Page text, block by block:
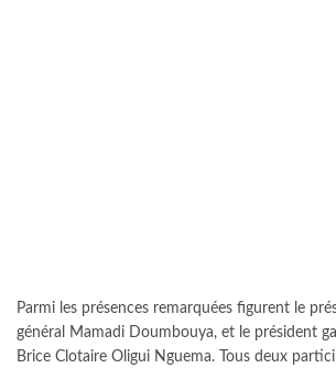
Parmi les présences remarquées figurent le
général Mamadi Doumbouya, et le président
Brice Clotaire Oligui Nguema. Tous deux